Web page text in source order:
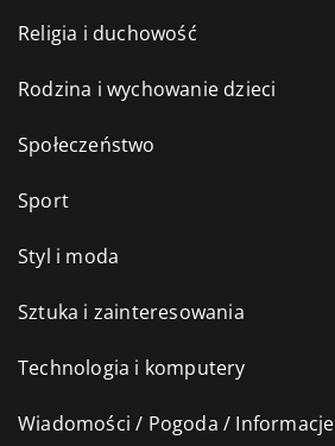
Religia i duchowość
Rodzina i wychowanie dzieci
Społeczeństwo
Sport
Styl i moda
Sztuka i zainteresowania
Technologia i komputery
Wiadomości / Pogoda / Informacje